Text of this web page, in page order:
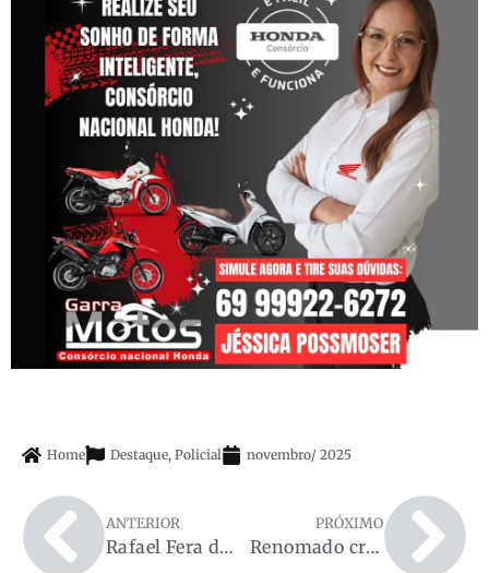
Home Destaque, Policial novembro/ 2025
ANTERIOR
Rafael Fera destina R$ 2,5 milhões ao 7º Batalhão da PM para reforçar a segurança na zona rural de Rondônia
PRÓXIMO
Renomado criminalista Dr. Ademir Miranda consegue soltura de empresário de Espigão do Oeste detido em operação da PF